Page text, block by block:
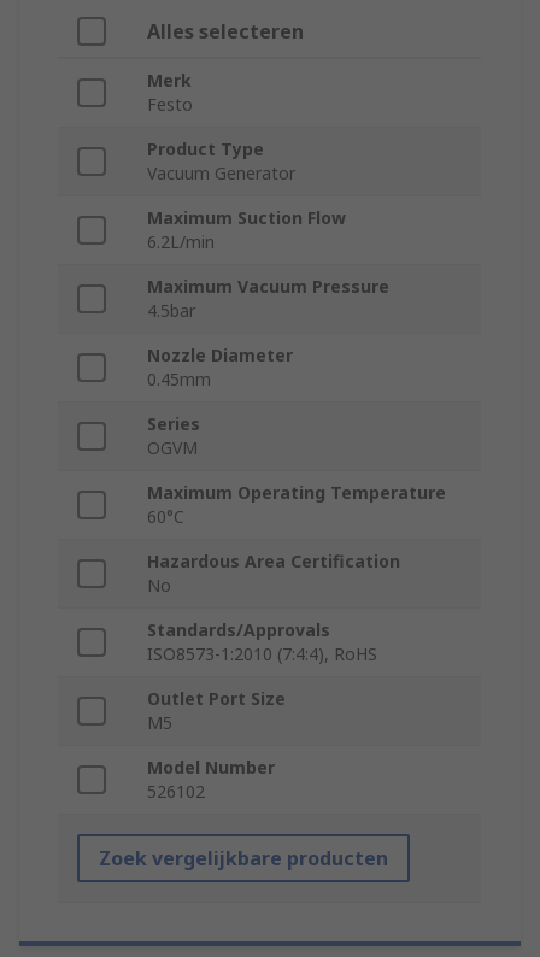
Alles selecteren
Merk
Festo
Product Type
Vacuum Generator
Maximum Suction Flow
6.2L/min
Maximum Vacuum Pressure
4.5bar
Nozzle Diameter
0.45mm
Series
OGVM
Maximum Operating Temperature
60°C
Hazardous Area Certification
No
Standards/Approvals
ISO8573-1:2010 (7:4:4), RoHS
Outlet Port Size
M5
Model Number
526102
Zoek vergelijkbare producten